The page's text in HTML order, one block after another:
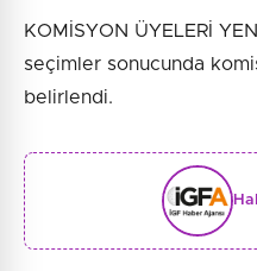
KOMİSYON ÜYELERİ
seçimler sonucunda
belirlendi.